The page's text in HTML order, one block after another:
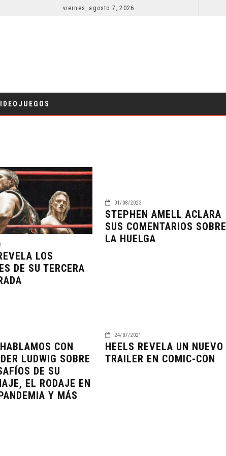
viernes, agosto 7, 2026
LOS
DE SU TERCERA
01/08/2023
STEPHEN AMELL ACLARA
SUS COMENTARIOS SOBRE
LA HUELGA
CON
LUDWIG SOBRE
DE SU
EL RODAJE EN
Y MÁS
24/07/2021
HEELS REVELA UN NUEVO
TRAILER EN COMIC-CON